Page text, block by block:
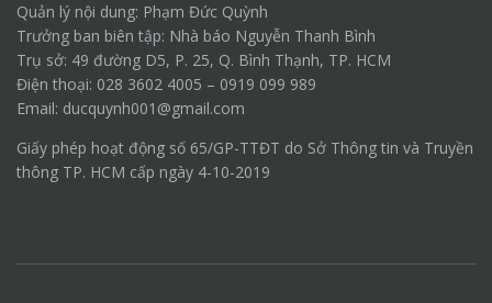
Quản lý nội dung: Phạm Đức Quỳnh
Trưởng ban biên tập: Nhà báo Nguyễn Thanh Bình
Trụ sở: 49 đường D5, P. 25, Q. Bình Thạnh, TP. HCM
Điện thoại: 028 3602 4005 – 0919 099 989
Email: ducquynh001@gmail.com
Giấy phép hoạt động số 65/GP-TTĐT do Sở Thông tin và Truyền
thông TP. HCM cấp ngày 4-10-2019